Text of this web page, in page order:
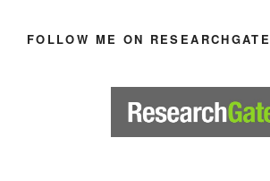
FOLLOW ME ON RESEARCHGATE